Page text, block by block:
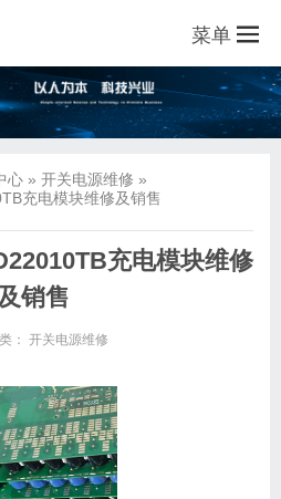
菜单
心 » 开关电源维修 »
充电模块维修及销售
充电模块维修
销售
： 开关电源维修